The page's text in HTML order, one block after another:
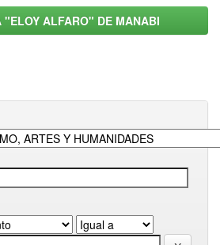
"ELOY ALFARO" DE MANABI